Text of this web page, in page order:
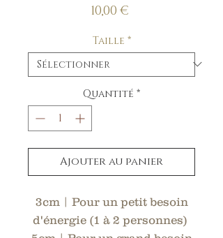
10,00 €
Taille *
Quantité *
Ajouter au panier
3cm | Pour un petit besoin
d'énergie (1 à 2 personnes)